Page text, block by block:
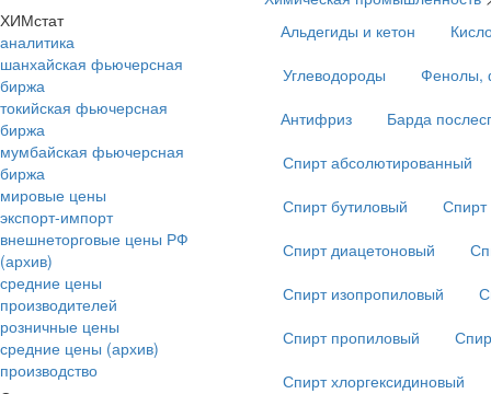
ХИМстат
аналитика
шанхайская фьючерсная
биржа
токийская фьючерсная
биржа
мумбайская фьючерсная
биржа
мировые цены
экспорт-импорт
внешнеторговые цены РФ
(архив)
средние цены
производителей
розничные цены
средние цены (архив)
производство
Альдегиды и кетон
Углеводороды
Фенолы,
Антифриз
Барда
Спирт абсолютированный
Спирт бутиловый
Спирт
Спирт диацетоновый
Спирт изопропиловый
Спирт пропиловый
Спирт хлоргексидиновый